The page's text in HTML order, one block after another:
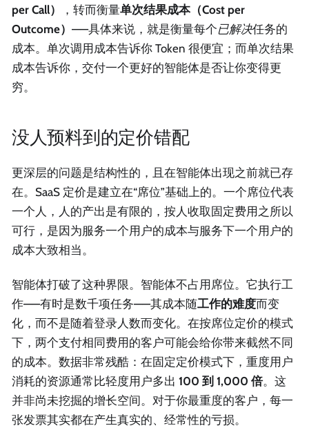
per Call）
，转而衡量单次结果成本（Cost per
Outcome） ——具体来说，就是衡量每个已解决任务的
成本。单次调用成本告诉你 Token 很便宜；而单次结果
成本告诉你，交付一个更好的智能体是否让你变得更
穷。
没人预料到的定价错配
更深层的问题是结构性的，且在智能体出现之前就已存
在。SaaS 定价是建立在“席位”基础上的。一个席位代表
一个人，人的产出是有限的，按人收取固定费用之所以
可行，是因为服务一个用户的成本与服务下一个用户的
成本大致相当。
智能体打破了这种界限。智能体不占用席位。它执行工
作——有时是数千项任务——其成本随工作的难度而变
化，而不是随着登录人数而变化。在按席位定价的模式
下，两个支付相同费用的客户可能会给你带来截然不同
的成本。数据非常残酷：在固定定价模式下，重度用户
消耗的资源通常比轻度用户多出 100 到 1,000 倍。这
并非尚未挖掘的增长空间。对于你最重度的客户，每一
张发票其实都在产生真实的、经常性的亏损。